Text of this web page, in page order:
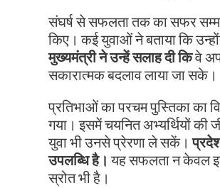
संघर्ष से सफलता तक का सफर
किए। कई युवाओं ने बताया कि
मुख्यमंत्री ने उन्हें सलाह दी किवे
सकारात्मक बदलाव लाया जा सके।
प्रतिभाओं का परचम पुस्तिका का
गया। इसमें चयनित अभ्यर्थियों की
युवा भी उनसे प्रेरणा ले सकें।
उपलब्धि है। यह सफलता न केवल इन
स्रोत भी है।